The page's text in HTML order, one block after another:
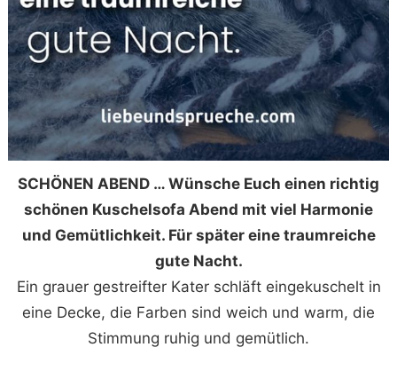
SCHÖNEN ABEND … Wünsche Euch einen richtig
schönen Kuschelsofa Abend mit viel Harmonie
und Gemütlichkeit. Für später eine traumreiche
gute Nacht.
Ein grauer gestreifter Kater schläft eingekuschelt in
eine Decke, die Farben sind weich und warm, die
Stimmung ruhig und gemütlich.